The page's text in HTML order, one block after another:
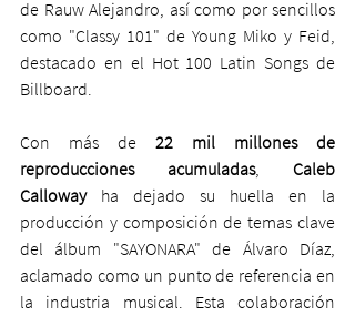
de Rauw Alejandro, así como por sencillos
como "Classy 101" de Young Miko y Feid,
destacado en el Hot 100 Latin Songs de
Billboard.
Con más de 22 mil millones de
reproducciones acumuladas, Caleb
Calloway ha dejado su huella en la
producción y composición de temas clave
del álbum "SAYONARA" de Álvaro Díaz,
aclamado como un punto de referencia en
la industria musical. Esta colaboración